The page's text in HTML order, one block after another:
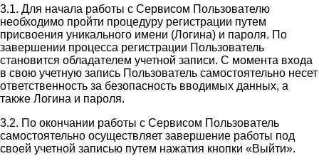
3.1. Для начала работы с Сервисом Пользователю
необходимо пройти процедуру регистрации путем
присвоения уникального имени (Логина) и пароля. По
завершении процесса регистрации Пользователь
становится обладателем учетной записи. С момента входа
в свою учетную запись Пользователь самостоятельно несет
ответственность за безопасность вводимых данных, а
также Логина и пароля.
3.2. По окончании работы с Сервисом Пользователь
самостоятельно осуществляет завершение работы под
своей учетной записью путем нажатия кнопки «Выйти».